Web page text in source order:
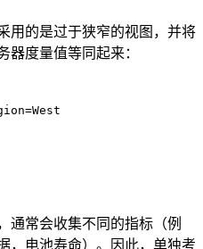
用的是过于狭窄的视图，并将
器度量值等同起来：
通常会收集不同的指标（例
，电池寿命）。因此，单独考